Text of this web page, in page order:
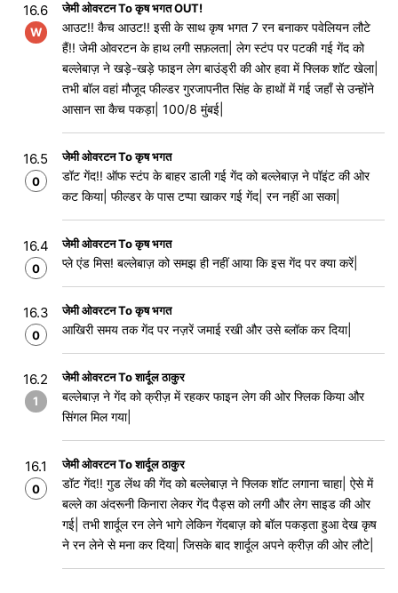
16.6
W
जेमी ओवरटन To कृष भगत OUT!
आउट!! कैच आउट!! इसी के साथ कृष भगत 7 रन बनाकर पवेलियन लौटे
हैं!! जेमी ओवरटन के हाथ लगी सफ़लता| लेग स्टंप पर पटकी गई गेंद को
बल्लेबाज़ ने खड़े-खड़े फाइन लेग बाउंड्री की ओर हवा में फ्लिक शॉट खेला|
तभी बॉल वहां मौजूद फील्डर गुरजापनीत सिंह के हाथों में गई जहाँ से उन्होंने
आसान सा कैच पकड़ा| 100/8 मुंबई|
16.5
0
जेमी ओवरटन To कृष भगत
डॉट गेंद!! ऑफ स्टंप के बाहर डाली गई गेंद को बल्लेबाज़ ने पॉइंट की ओर
कट किया| फील्डर के पास टप्पा खाकर गई गेंद| रन नहीं आ सका|
16.4
0
जेमी ओवरटन To कृष भगत
प्ले एंड मिस! बल्लेबाज़ को समझ ही नहीं आया कि इस गेंद पर क्या करें|
16.3
0
जेमी ओवरटन To कृष भगत
आखिरी समय तक गेंद पर नज़रें जमाई रखी और उसे ब्लॉक कर दिया|
16.2
1
जेमी ओवरटन To शार्दूल ठाकुर
बल्लेबाज़ ने गेंद को क्रीज़ में रहकर फाइन लेग की ओर फ्लिक किया और
सिंगल मिल गया|
16.1
0
जेमी ओवरटन To शार्दूल ठाकुर
डॉट गेंद!! गुड लेंथ की गेंद को बल्लेबाज़ ने फ्लिक शॉट लगाना चाहा| ऐसे में
बल्ले का अंदरूनी किनारा लेकर गेंद पैड्स को लगी और लेग साइड की ओर
गई| तभी शार्दूल रन लेने भागे लेकिन गेंदबाज़ को बॉल पकड़ता हुआ देख कृष
ने रन लेने से मना कर दिया| जिसके बाद शार्दूल अपने क्रीज़ की ओर लौटे|